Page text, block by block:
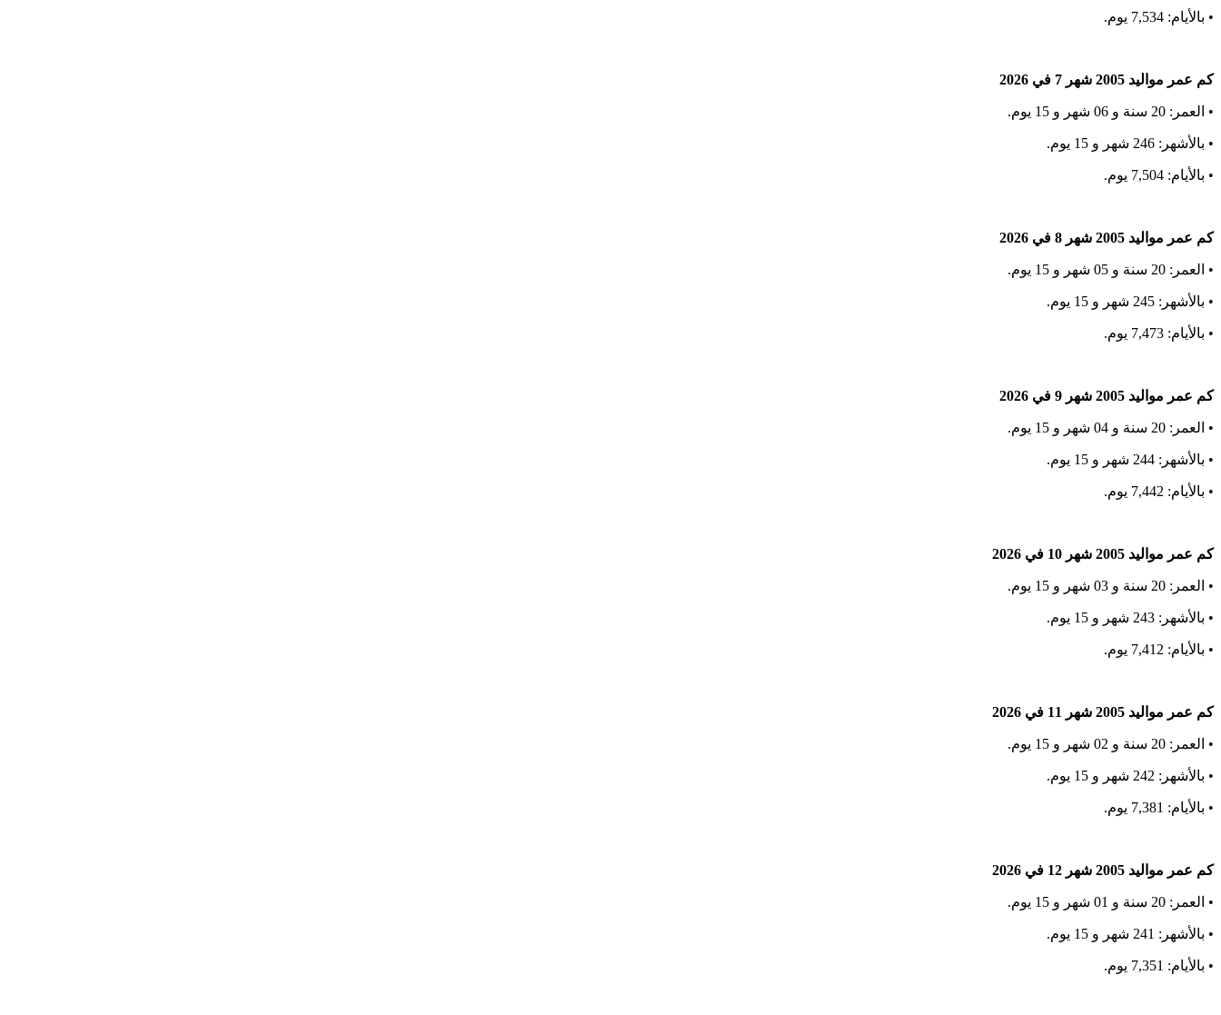
• بالأيام: 7,534 يوم.
كم عمر مواليد 2005 شهر 7 في 2026
• العمر: 20 سنة و 06 شهر و 15 يوم.
• بالأشهر: 246 شهر و 15 يوم.
• بالأيام: 7,504 يوم.
كم عمر مواليد 2005 شهر 8 في 2026
• العمر: 20 سنة و 05 شهر و 15 يوم.
• بالأشهر: 245 شهر و 15 يوم.
• بالأيام: 7,473 يوم.
كم عمر مواليد 2005 شهر 9 في 2026
• العمر: 20 سنة و 04 شهر و 15 يوم.
• بالأشهر: 244 شهر و 15 يوم.
• بالأيام: 7,442 يوم.
كم عمر مواليد 2005 شهر 10 في 2026
• العمر: 20 سنة و 03 شهر و 15 يوم.
• بالأشهر: 243 شهر و 15 يوم.
• بالأيام: 7,412 يوم.
كم عمر مواليد 2005 شهر 11 في 2026
• العمر: 20 سنة و 02 شهر و 15 يوم.
• بالأشهر: 242 شهر و 15 يوم.
• بالأيام: 7,381 يوم.
كم عمر مواليد 2005 شهر 12 في 2026
• العمر: 20 سنة و 01 شهر و 15 يوم.
• بالأشهر: 241 شهر و 15 يوم.
• بالأيام: 7,351 يوم.